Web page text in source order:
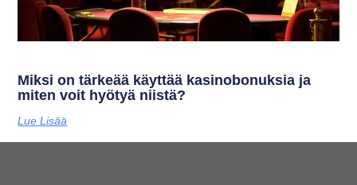
Miksi on tärkeää käyttää kasinobonuksia ja
miten voit hyötyä niistä?
Lue Lisää